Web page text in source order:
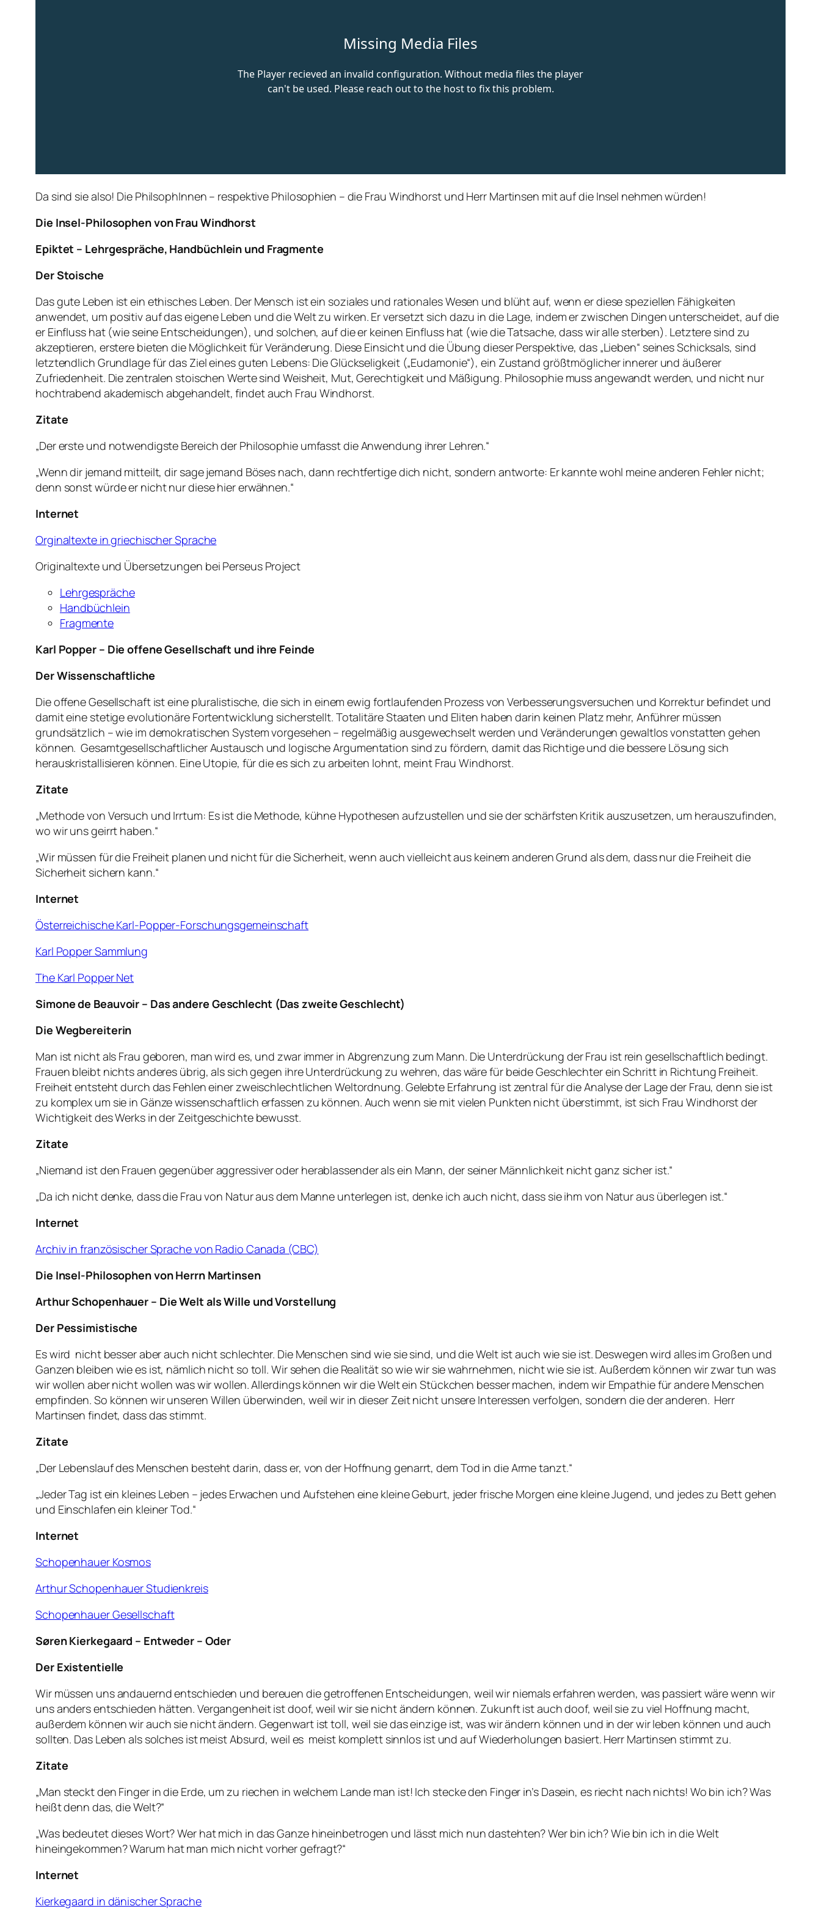
Da sind sie also! Die PhilsophInnen – respektive Philosophien – die Frau Windhorst und Herr Martinsen mit auf die Insel nehmen würden!
Die Insel-Philosophen von Frau Windhorst
Epiktet – Lehrgespräche, Handbüchlein und Fragmente
Der Stoische
Das gute Leben ist ein ethisches Leben. Der Mensch ist ein soziales und rationales Wesen und blüht auf, wenn er diese speziellen Fähigkeiten
anwendet, um positiv auf das eigene Leben und die Welt zu wirken. Er versetzt sich dazu in die Lage, indem er zwischen Dingen unterscheidet, auf die
er Einfluss hat (wie seine Entscheidungen), und solchen, auf die er keinen Einfluss hat (wie die Tatsache, dass wir alle sterben). Letztere sind zu
akzeptieren, erstere bieten die Möglichkeit für Veränderung. Diese Einsicht und die Übung dieser Perspektive, das „Lieben“ seines Schicksals, sind
letztendlich Grundlage für das Ziel eines guten Lebens: Die Glückseligkeit („Eudamonie“), ein Zustand größtmöglicher innerer und äußerer
Zufriedenheit. Die zentralen stoischen Werte sind Weisheit, Mut, Gerechtigkeit und Mäßigung. Philosophie muss angewandt werden, und nicht nur
hochtrabend akademisch abgehandelt, findet auch Frau Windhorst.
Zitate
„Der erste und notwendigste Bereich der Philosophie umfasst die Anwendung ihrer Lehren.“
„Wenn dir jemand mitteilt, dir sage jemand Böses nach, dann rechtfertige dich nicht, sondern antworte: Er kannte wohl meine anderen Fehler nicht;
denn sonst würde er nicht nur diese hier erwähnen.“
Internet
Orginaltexte in griechischer Sprache
Originaltexte und Übersetzungen bei Perseus Project
Lehrgespräche
Handbüchlein
Fragmente
Karl Popper – Die offene Gesellschaft und ihre Feinde
Der Wissenschaftliche
Die offene Gesellschaft ist eine pluralistische, die sich in einem ewig fortlaufenden Prozess von Verbesserungsversuchen und Korrektur befindet und
damit eine stetige evolutionäre Fortentwicklung sicherstellt. Totalitäre Staaten und Eliten haben darin keinen Platz mehr, Anführer müssen
grundsätzlich – wie im demokratischen System vorgesehen – regelmäßig ausgewechselt werden und Veränderungen gewaltlos vonstatten gehen
können. Gesamtgesellschaftlicher Austausch und logische Argumentation sind zu fördern, damit das Richtige und die bessere Lösung sich
herauskristallisieren können. Eine Utopie, für die es sich zu arbeiten lohnt, meint Frau Windhorst.
Zitate
„Methode von Versuch und Irrtum: Es ist die Methode, kühne Hypothesen aufzustellen und sie der schärfsten Kritik auszusetzen, um herauszufinden,
wo wir uns geirrt haben.“
„Wir müssen für die Freiheit planen und nicht für die Sicherheit, wenn auch vielleicht aus keinem anderen Grund als dem, dass nur die Freiheit die
Sicherheit sichern kann.“
Internet
Österreichische Karl-Popper-Forschungsgemeinschaft
Karl Popper Sammlung
The Karl Popper Net
Simone de Beauvoir – Das andere Geschlecht (Das zweite Geschlecht)
Die Wegbereiterin
Man ist nicht als Frau geboren, man wird es, und zwar immer in Abgrenzung zum Mann. Die Unterdrückung der Frau ist rein gesellschaftlich bedingt.
Frauen bleibt nichts anderes übrig, als sich gegen ihre Unterdrückung zu wehren, das wäre für beide Geschlechter ein Schritt in Richtung Freiheit.
Freiheit entsteht durch das Fehlen einer zweischlechtlichen Weltordnung. Gelebte Erfahrung ist zentral für die Analyse der Lage der Frau, denn sie ist
zu komplex um sie in Gänze wissenschaftlich erfassen zu können. Auch wenn sie mit vielen Punkten nicht überstimmt, ist sich Frau Windhorst der
Wichtigkeit des Werks in der Zeitgeschichte bewusst.
Zitate
„Niemand ist den Frauen gegenüber aggressiver oder herablassender als ein Mann, der seiner Männlichkeit nicht ganz sicher ist.“
„Da ich nicht denke, dass die Frau von Natur aus dem Manne unterlegen ist, denke ich auch nicht, dass sie ihm von Natur aus überlegen ist.“
Internet
Archiv in französischer Sprache von Radio Canada (CBC)
Die Insel-Philosophen von Herrn Martinsen
Arthur Schopenhauer – Die Welt als Wille und Vorstellung
Der Pessimistische
Es wird nicht besser aber auch nicht schlechter. Die Menschen sind wie sie sind, und die Welt ist auch wie sie ist. Deswegen wird alles im Großen und
Ganzen bleiben wie es ist, nämlich nicht so toll. Wir sehen die Realität so wie wir sie wahrnehmen, nicht wie sie ist. Außerdem können wir zwar tun was
wir wollen aber nicht wollen was wir wollen. Allerdings können wir die Welt ein Stückchen besser machen, indem wir Empathie für andere Menschen
empfinden. So können wir unseren Willen überwinden, weil wir in dieser Zeit nicht unsere Interessen verfolgen, sondern die der anderen. Herr
Martinsen findet, dass das stimmt.
Zitate
„Der Lebenslauf des Menschen besteht darin, dass er, von der Hoffnung genarrt, dem Tod in die Arme tanzt.“
„Jeder Tag ist ein kleines Leben – jedes Erwachen und Aufstehen eine kleine Geburt, jeder frische Morgen eine kleine Jugend, und jedes zu Bett gehen
und Einschlafen ein kleiner Tod.“
Internet
Schopenhauer Kosmos
Arthur Schopenhauer Studienkreis
Schopenhauer Gesellschaft
Søren Kierkegaard – Entweder – Oder
Der Existentielle
Wir müssen uns andauernd entschieden und bereuen die getroffenen Entscheidungen, weil wir niemals erfahren werden, was passiert wäre wenn wir
uns anders entschieden hätten. Vergangenheit ist doof, weil wir sie nicht ändern können. Zukunft ist auch doof, weil sie zu viel Hoffnung macht,
außerdem können wir auch sie nicht ändern. Gegenwart ist toll, weil sie das einzige ist, was wir ändern können und in der wir leben können und auch
sollten. Das Leben als solches ist meist Absurd, weil es meist komplett sinnlos ist und auf Wiederholungen basiert. Herr Martinsen stimmt zu.
Zitate
„Man steckt den Finger in die Erde, um zu riechen in welchem Lande man ist! Ich stecke den Finger in’s Dasein, es riecht nach nichts! Wo bin ich? Was
heißt denn das, die Welt?“
„Was bedeutet dieses Wort? Wer hat mich in das Ganze hineinbetrogen und lässt mich nun dastehten? Wer bin ich? Wie bin ich in die Welt
hineingekommen? Warum hat man mich nicht vorher gefragt?“
Internet
Kierkegaard in dänischer Sprache